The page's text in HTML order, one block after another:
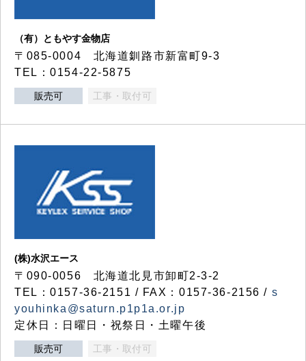
（有）ともやす金物店
〒085-0004 北海道釧路市新富町9-3
TEL：0154-22-5875
販売可 工事・取付可
(株)水沢エース
〒090-0056 北海道北見市卸町2-3-2
TEL：0157-36-2151 / FAX：0157-36-2156 / s
youhinka@saturn.p1p1a.or.jp
定休日：日曜日・祝祭日・土曜午後
販売可 工事・取付可